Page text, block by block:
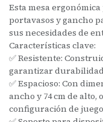
Esta mesa
portavasos y gancho
sus necesidades de
Características clave:
✅ Resistente:
garantizar
✅ Espacioso: Con
ancho y 74 cm de
configuración de